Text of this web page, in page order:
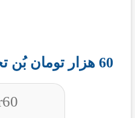
60 هزار تومان بُن تخفیف از جهان بازار